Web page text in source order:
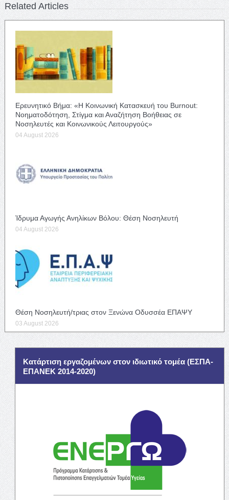
Related Articles
Ερευνητικό Βήμα: «Η Κοινωνική Κατασκευή του Burnout:
Νοηματοδότηση, Στίγμα και Αναζήτηση Βοήθειας σε
Νοσηλευτές και Κοινωνικούς Λειτουργούς»
04 August 2026
Ίδρυμα Αγωγής Ανηλίκων Βόλου: Θέση Νοσηλευτή
04 August 2026
Θέση Νοσηλευτή/τριας στον Ξενώνα Οδυσσέα ΕΠΑΨΥ
03 August 2026
Κατάρτιση εργαζομένων στον ιδιωτικό τομέα (ΕΣΠΑ-
ΕΠΑΝΕΚ 2014-2020)